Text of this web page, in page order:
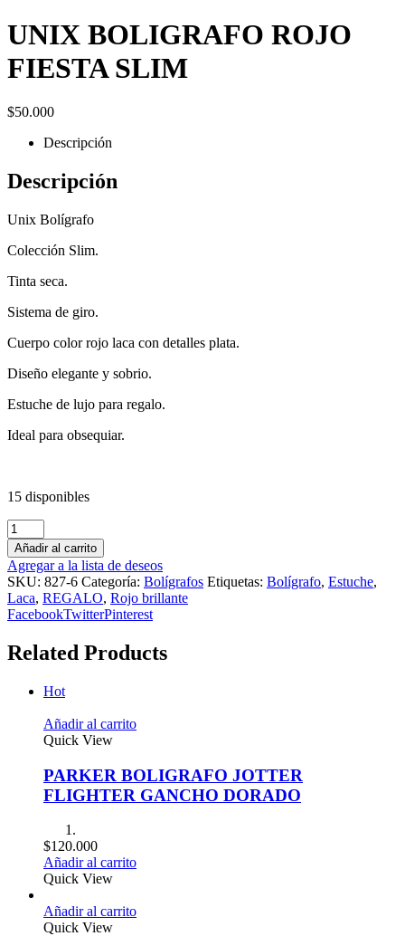
UNIX BOLIGRAFO ROJO
FIESTA SLIM
$50.000
Descripción
Descripción
Unix Bolígrafo
Colección Slim.
Tinta seca.
Sistema de giro.
Cuerpo color rojo laca con detalles plata.
Diseño elegante y sobrio.
Estuche de lujo para regalo.
Ideal para obsequiar.
15 disponibles
Añadir al carrito
Agregar a la lista de deseos
SKU: 827-6 Categoría: Bolígrafos Etiquetas: Bolígrafo, Estuche,
Laca, REGALO, Rojo brillante
FacebookTwitterPinterest
Related Products
Hot
Añadir al carrito
Quick View
PARKER BOLIGRAFO JOTTER
FLIGHTER GANCHO DORADO
$120.000
Añadir al carrito
Quick View
Añadir al carrito
Quick View